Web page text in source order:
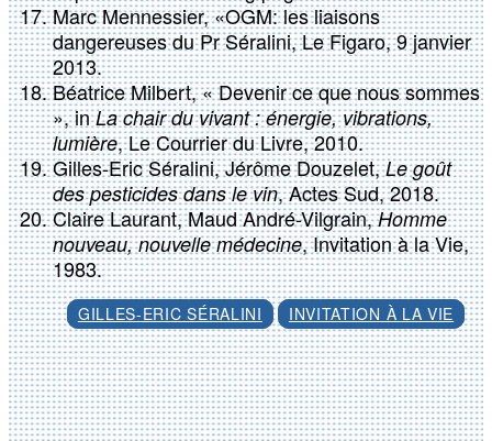
Marc Mennessier, «OGM: les liaisons
dangereuses du Pr Séralini, Le Figaro, 9 janvier
2013.
Béatrice Milbert, « Devenir ce que nous sommes
», inLa chair du vivant : énergie, vibrations,
lumière, Le Courrier du Livre, 2010.
Gilles-Eric Séralini, Jérôme Douzelet,Le goût
des pesticides dans le vin, Actes Sud, 2018.
Claire Laurant, Maud André-Vilgrain,Homme
nouveau, nouvelle médecine, Invitation à la Vie,
1983.
GILLES-ERIC SÉRALINI INVITATION À LA VIE
Facebook X